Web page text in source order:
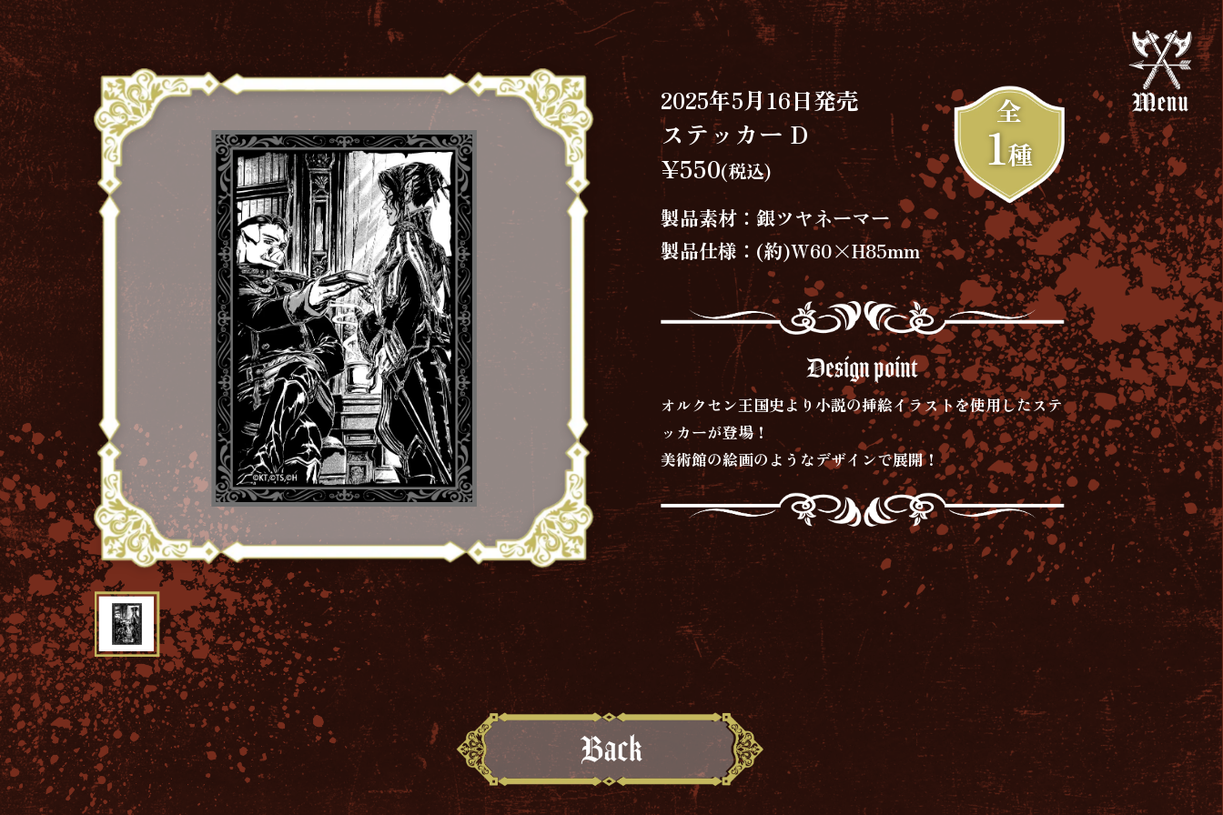
2025年5月16日発売
ステッカー D
¥550(税込)
製品素材：銀ツヤネーマー
製品仕様：(約)W60×H85mm
全
1種
Design point
オルクセン王国史より小説の挿絵イラストを使用したステ
ッカーが登場！
美術館の絵画のようなデザインで展開！
Back